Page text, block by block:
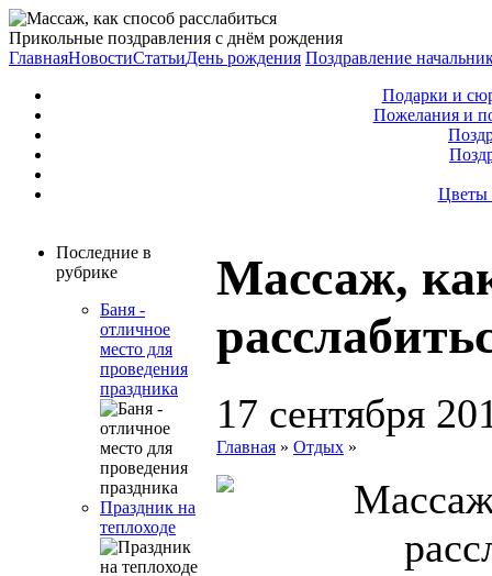
Прикольные поздравления с днём рождения
ГлавнаяНовостиСтатьиДень рождения Поздравление
Подарки и
Пожелания и
Цветы
Последние в
рубрике
Баня -
отличное
место для
проведения
праздника
Праздник на
теплоходе
Массаж,
17 сентября
Главная » Отдых »